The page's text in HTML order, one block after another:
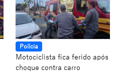
Polícia
Motociclista fica ferido após
choque contra carro